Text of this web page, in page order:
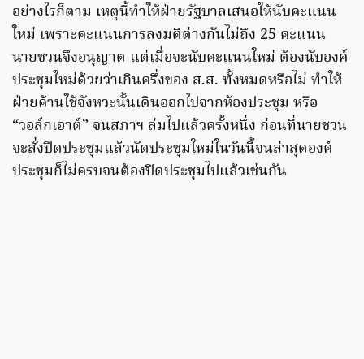
อย่างไรก็ตาม เหตุนี้ทำให้ฝ่ายรัฐบาลเสนอให้นับคะแนน
ใหม่ เพราะคะแนนการลงมติต่างกันไม่ถึง 25 คะแนน
นายชวนจึงอนุญาต แต่เมื่อจะนับคะแนนใหม่ ต้องนับองค์
ประชุมใหม่ด้วยว่าเกินครึ่งของ ส.ส. ทั้งหมดหรือไม่ ทำให้
ฝ่ายค้านใช้จังหวะนั้นเดินออกไปจากห้องประชุม หรือ
“วอล์กเอาต์” จนสภาฯ ล่มไปแล้วครั้งหนึ่ง ก่อนที่นายชวน
จะสั่งปิดประชุมแล้วนัดประชุมใหม่ในวันนี้จนล่าสุดองค์
ประชุมก็ไม่ครบจนต้องปิดประชุมไปแล้วเช่นกัน